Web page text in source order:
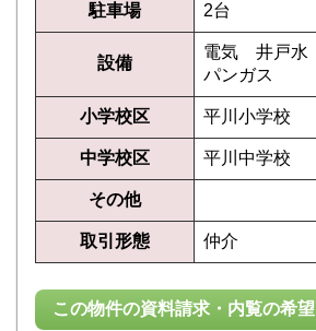
駐車場 2台
設備
電気 井戸
パンガス
小学校区 平川小学校
中学校区 平川中学校
その他
取引形態 仲介
この物件の資料請求・内覧の希